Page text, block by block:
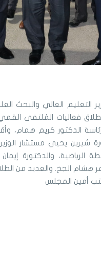
التعليم العالي
فعاليات المُلتقى
الدكتور كريم همام،
شيرين يحيي مستشار
الرياضية، والدكتورة
هشام الجخ. والعديد من
أمين المجلس